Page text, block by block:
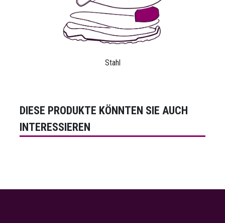
Stahl
DIESE PRODUKTE KÖNNTEN SIE AUCH
INTERESSIEREN